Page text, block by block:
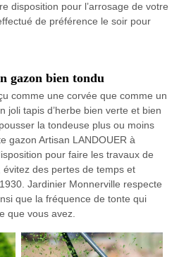
disposition pour l’arrosage de votre
de préférence le soir pour
gazon bien tondu
comme une corvée que comme un
joli tapis d’herbe bien verte et bien
la tondeuse plus ou moins
gazon Artisan LANDOUER à
pour faire les travaux de
des pertes de temps et
Jardinier Monnerville respecte
que la fréquence de tonte qui
que vous avez.